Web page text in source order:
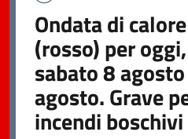
Ondata di
(rosso) per
sabato 8
agosto. Grave
incendi boschivi